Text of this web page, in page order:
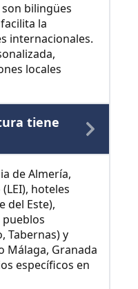
bilingües
la
internacionales.
locales
tiene
de Almería,
hoteles
del Este),
Tabernas) y
Málaga, Granada
específicos en